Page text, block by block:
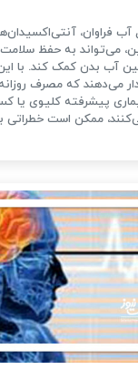
آب فراوان،
می‌تواند به حفظ
آب بدن کمک کند. با
می‌دهند که مصرف روزانه
پیشرفته کلیوی یا
ممکن است خطراتی